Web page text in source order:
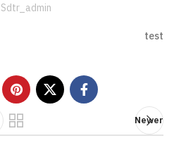
Sdtr_admin
test
Newer